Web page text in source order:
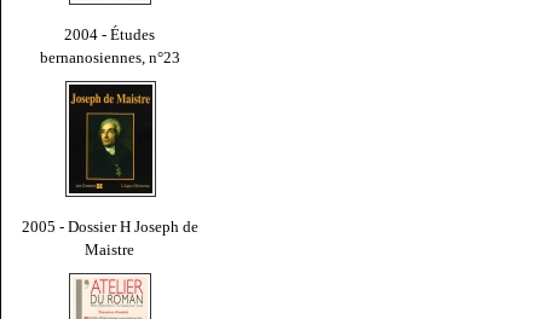
2004 - Études
bernanosiennes, n°23
2005 - Dossier H Joseph de
Maistre